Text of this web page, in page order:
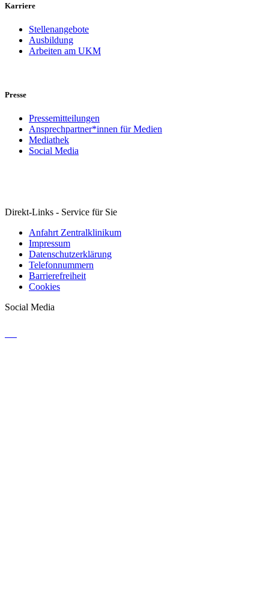
Karriere
Stellenangebote
Ausbildung
Arbeiten am UKM
Presse
Pressemitteilungen
Ansprechpartner*innen für Medien
Mediathek
Social Media
Direkt-Links - Service für Sie
Anfahrt Zentralklinikum
Impressum
Datenschutzerklärung
Telefonnummern
Barrierefreiheit
Cookies
Social Media